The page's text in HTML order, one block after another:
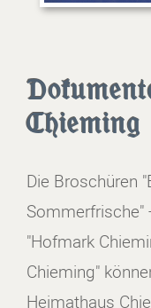
Chieming
Die Broschüren
Sommerfrische"
"Hofmark
Chieming"
Heimathaus